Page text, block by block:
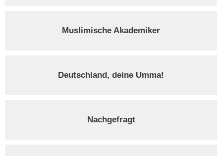
Muslimische Akademiker
Deutschland, deine Umma!
Nachgefragt